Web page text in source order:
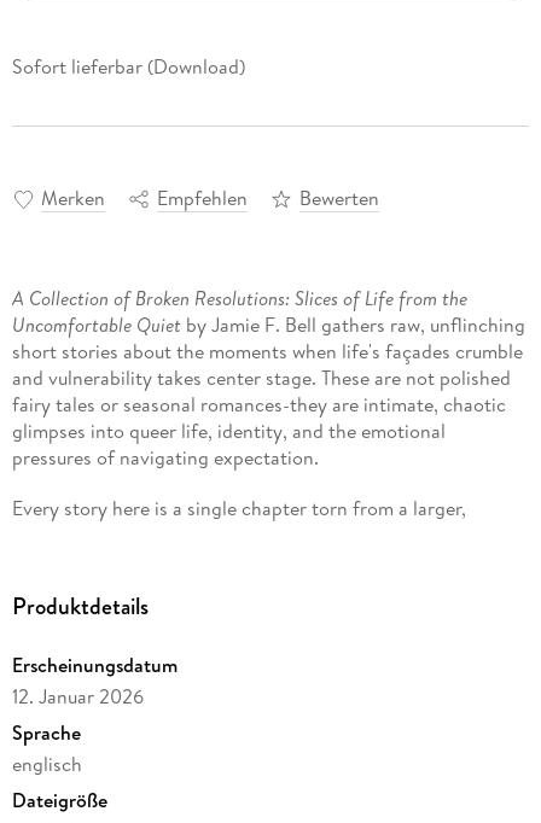
Sofort lieferbar (Download)
Merken Empfehlen Bewerten
A Collection of Broken Resolutions: Slices of Life from the
Uncomfortable Quietby Jamie F. Bell gathers raw, unflinching
short stories about the moments when life's façades crumble
and vulnerability takes center stage. These are not polished
fairy tales or seasonal romances-they are intimate, chaotic
glimpses into queer life, identity, and the emotional
pressures of navigating expectation.
Every story here is a single chapter torn from a larger,
imagination, an experiment in unfinished narrative. Read
fragmented, suggestive, alive.
Through narratives of holiday strain, family obligation, and
the quiet weight of self-doubt, readers confront the white-
hot panic of crowded rooms, the isolating pressure of social
performance, and the tender, fleeting intimacy that emerges
Produktdetails
Erscheinungsdatum
12. Januar 2026
Sprache
englisch
Dateigröße